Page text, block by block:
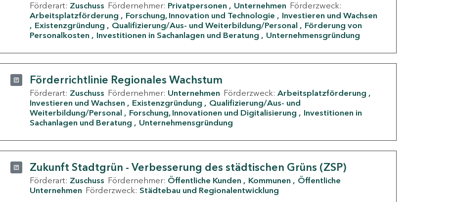
Förderart: Zuschuss Fördernehmer: Privatpersonen Unternehmen Förderzweck:
Arbeitsplatzförderung
Forschung, Innovation und Technologie
Investieren und Wachsen
Existenzgründung
Qualifizierung/Aus- und Weiterbildung/Personal
Förderung von
Personalkosten
Investitionen in Sachanlagen und Beratung Unternehmensgründung
Förderrichtlinie Regionales Wachstum
Förderart: Zuschuss Fördernehmer: Unternehmen Förderzweck: Arbeitsplatzförderung
Investieren und Wachsen
Existenzgründung
Qualifizierung/Aus- und
Weiterbildung/Personal
Forschung, Innovationen und Digitalisierung
Investitionen in
Sachanlagen und Beratung
Unternehmensgründung
Zukunft Stadtgrün - Verbesserung des städtischen Grüns (ZSP)
Förderart: Zuschuss Fördernehmer: Öffentliche Kunden Kommunen
Öffentliche
Unternehmen Förderzweck: Städtebau und Regionalentwicklung